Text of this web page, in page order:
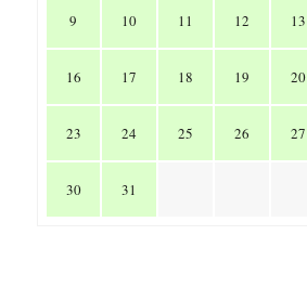
9 10 11 12 13
16 17 18 19 20
23 24 25 26 27
30 31